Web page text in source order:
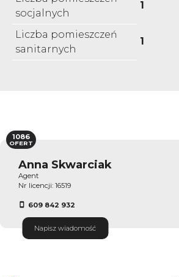
socjalnych
1
Liczba pomieszczeń
sanitarnych
1
Anna Skwarciak
Agent
Nr licencji: 16519
609 842 932
Napisz wiadomość
1086
OFERT